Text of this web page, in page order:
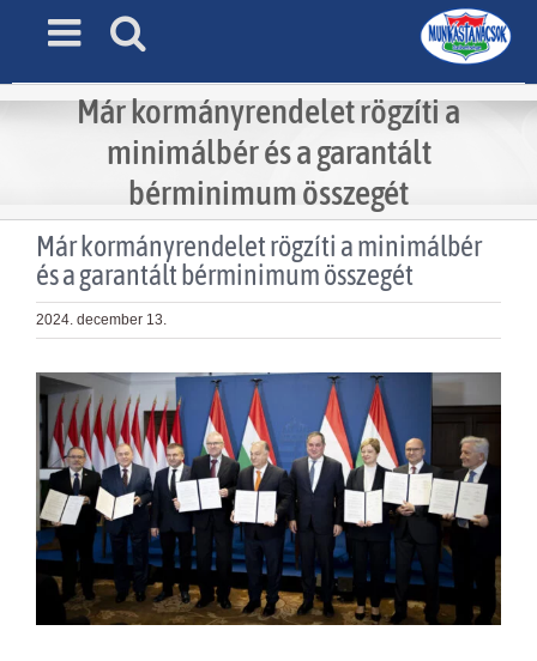
Már kormányrendelet rögzíti a
minimálbér és a garantált
bérminimum összegét
Már kormányrendelet rögzíti a minimálbér
és a garantált bérminimum összegét
2024. december 13.
View
Larger
Image